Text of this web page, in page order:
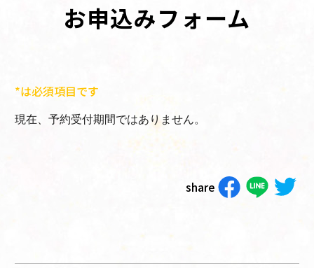
お申込みフォーム
*は必須項目です
現在、予約受付期間ではありません。
share